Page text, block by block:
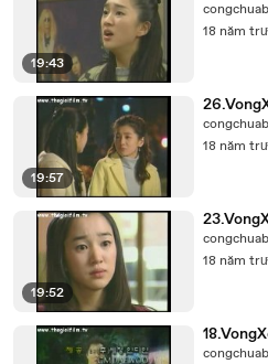
19:43
18 năm
19:57
18 năm
19:52
18 năm